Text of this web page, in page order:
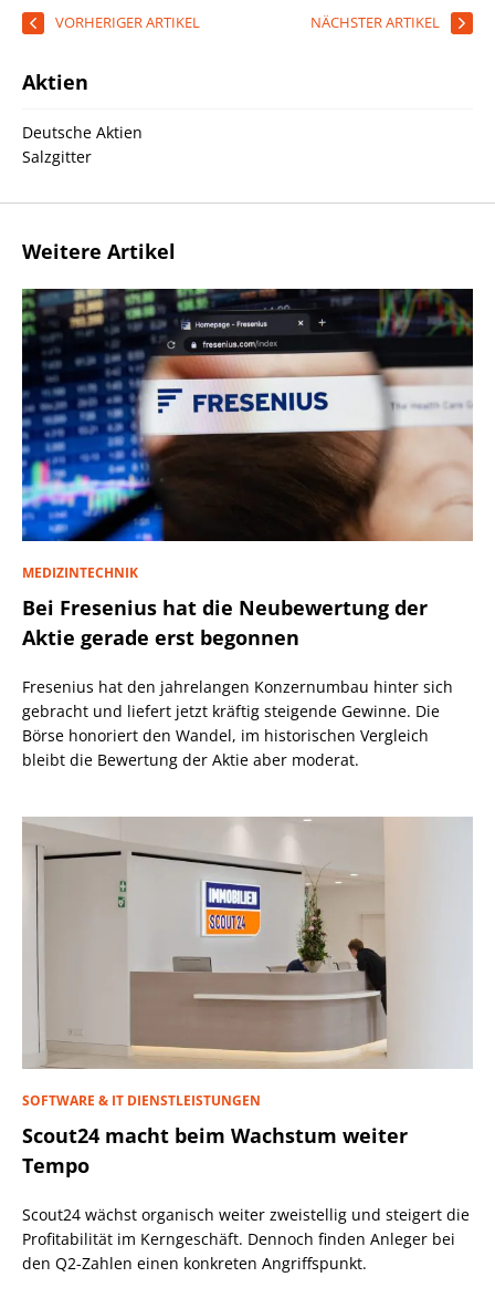
VORHERIGER ARTIKEL NÄCHSTER ARTIKEL
Aktien
Deutsche Aktien
Salzgitter
Weitere Artikel
MEDIZINTECHNIK
Bei Fresenius hat die Neubewertung der
Aktie gerade erst begonnen
Fresenius hat den jahrelangen Konzernumbau hinter sich
gebracht und liefert jetzt kräftig steigende Gewinne. Die
Börse honoriert den Wandel, im historischen Vergleich
bleibt die Bewertung der Aktie aber moderat.
SOFTWARE & IT DIENSTLEISTUNGEN
Scout24 macht beim Wachstum weiter
Tempo
Scout24 wächst organisch weiter zweistellig und steigert die
Profitabilität im Kerngeschäft. Dennoch finden Anleger bei
den Q2-Zahlen einen konkreten Angriffspunkt.